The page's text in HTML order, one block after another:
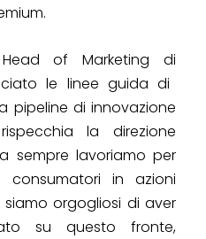
of Marketing di
le linee guida di
pipeline di innovazione
la direzione
sempre lavoriamo per
in azioni
orgogliosi di aver
su questo fronte,